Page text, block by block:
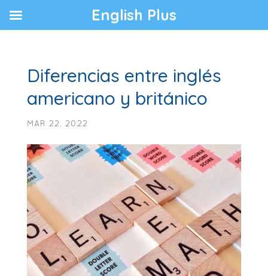
Diferencias entre inglés
americano y británico
MAR 22, 2022
English Plus